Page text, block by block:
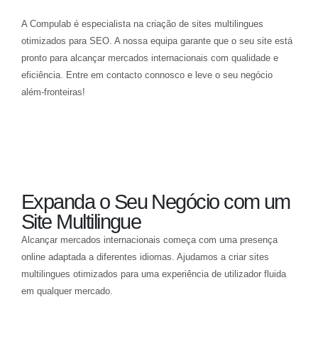
A Compulab é especialista na criação de sites multilingues
otimizados para SEO. A nossa equipa garante que o seu site está
pronto para alcançar mercados internacionais com qualidade e
eficiência. Entre em contacto connosco e leve o seu negócio
além-fronteiras!
Expanda o Seu Negócio com um
Site Multilingue
Alcançar mercados internacionais começa com uma presença
online adaptada a diferentes idiomas. Ajudamos a criar sites
multilingues otimizados para uma experiência de utilizador fluida
em qualquer mercado.